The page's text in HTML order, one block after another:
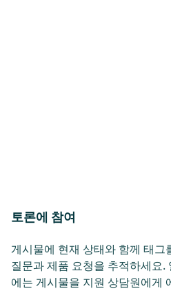
토론에 참여
게시물에 현재 상태와 함께 태그
질문과 제품 요청을 추적하세요
에는 게시물을 지원 상담원에게